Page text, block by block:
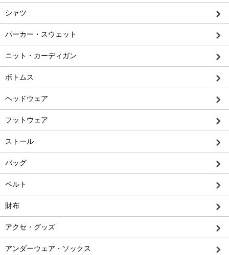
シャツ
パーカー・スウェット
ニット・カーディガン
ボトムス
ヘッドウェア
フットウェア
ストール
バッグ
ベルト
財布
アクセ・グッズ
アンダーウェア・ソックス